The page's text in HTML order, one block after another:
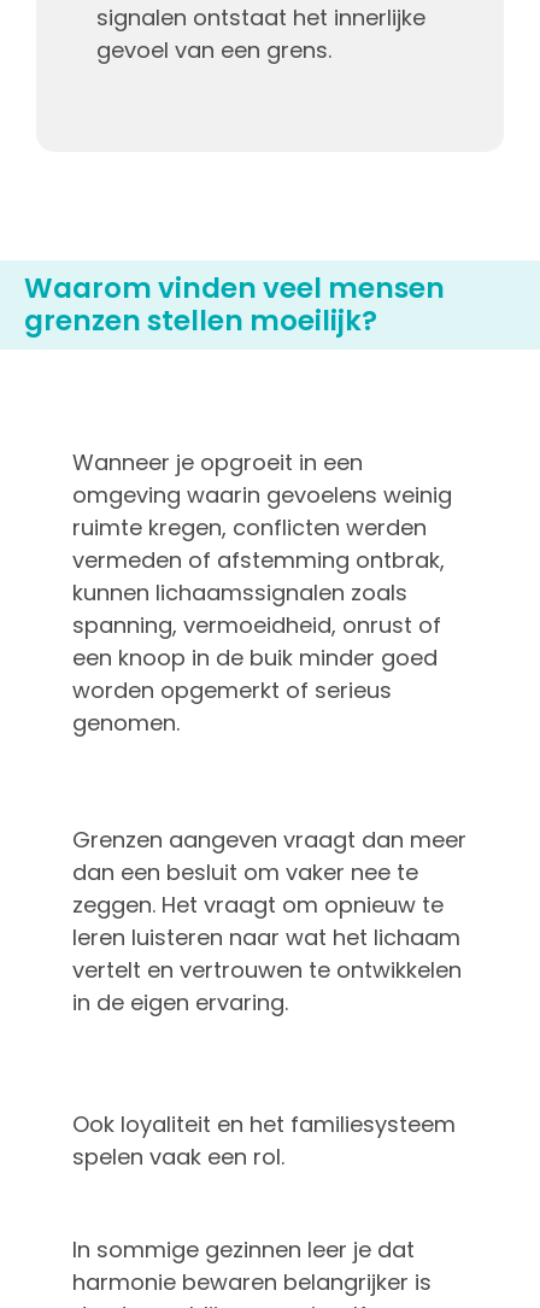
signalen ontstaat het innerlijke
gevoel van een grens.
Waarom vinden veel mensen
grenzen stellen moeilijk?
Wanneer je opgroeit in een
omgeving waarin gevoelens weinig
ruimte kregen, conflicten werden
vermeden of afstemming ontbrak,
kunnen lichaamssignalen zoals
spanning, vermoeidheid, onrust of
een knoop in de buik minder goed
worden opgemerkt of serieus
genomen.
Grenzen aangeven vraagt dan meer
dan een besluit om vaker nee te
zeggen. Het vraagt om opnieuw te
leren luisteren naar wat het lichaam
vertelt en vertrouwen te ontwikkelen
in de eigen ervaring.
Ook loyaliteit en het familiesysteem
spelen vaak een rol.
In sommige gezinnen leer je dat
harmonie bewaren belangrijker is